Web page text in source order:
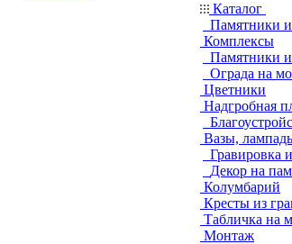
Каталог
Памятники
Комплексы
Памятники
Ограда на
Цветники
Надгробная
Вазы,
Гравировка
Декор на
Колумбарий
Кресты из
Табличка на
Монтаж